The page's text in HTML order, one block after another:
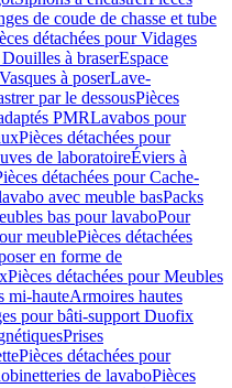
de coude de chasse et tube
détachées pour Vidages
à braserEspace
à poserLave-
par le dessousPièces
PMRLavabos pour
Pièces détachées pour
de laboratoireÉviers à
détachées pour Cache-
avec meuble basPacks
bas pour lavaboPour
meublePièces détachées
en forme de
Pièces détachées pour Meubles
mi-hauteArmoires hautes
pour bâti-support Duofix
Prises
Pièces détachées pour
de lavaboPièces